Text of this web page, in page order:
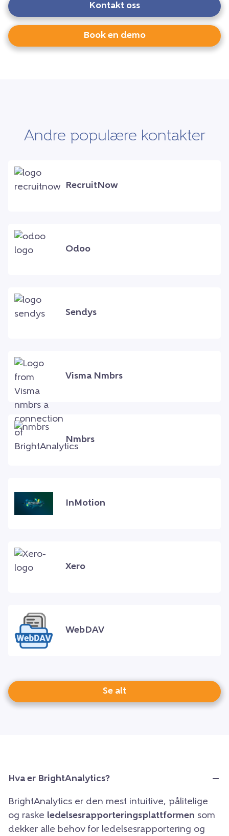
Kontakt oss
Book en demo
Andre populære kontakter
RecruitNow
Odoo
Sendys
Visma Nmbrs
Nmbrs
InMotion
Xero
WebDAV
Se alt
Hva er BrightAnalytics?
BrightAnalytics er den mest intuitive, pålitelige
og raske ledelsesrapporteringsplattformen som
dekker alle behov for ledelsesrapportering og